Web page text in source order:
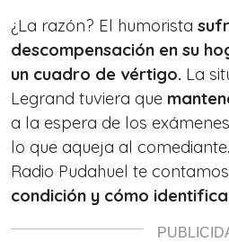
¿La razón? El humorista
descompensación en su
un cuadro de vértigo. La
Legrand tuviera que
a la espera de los
lo que aqueja al
Radio Pudahuel te contamos
condición y cómo